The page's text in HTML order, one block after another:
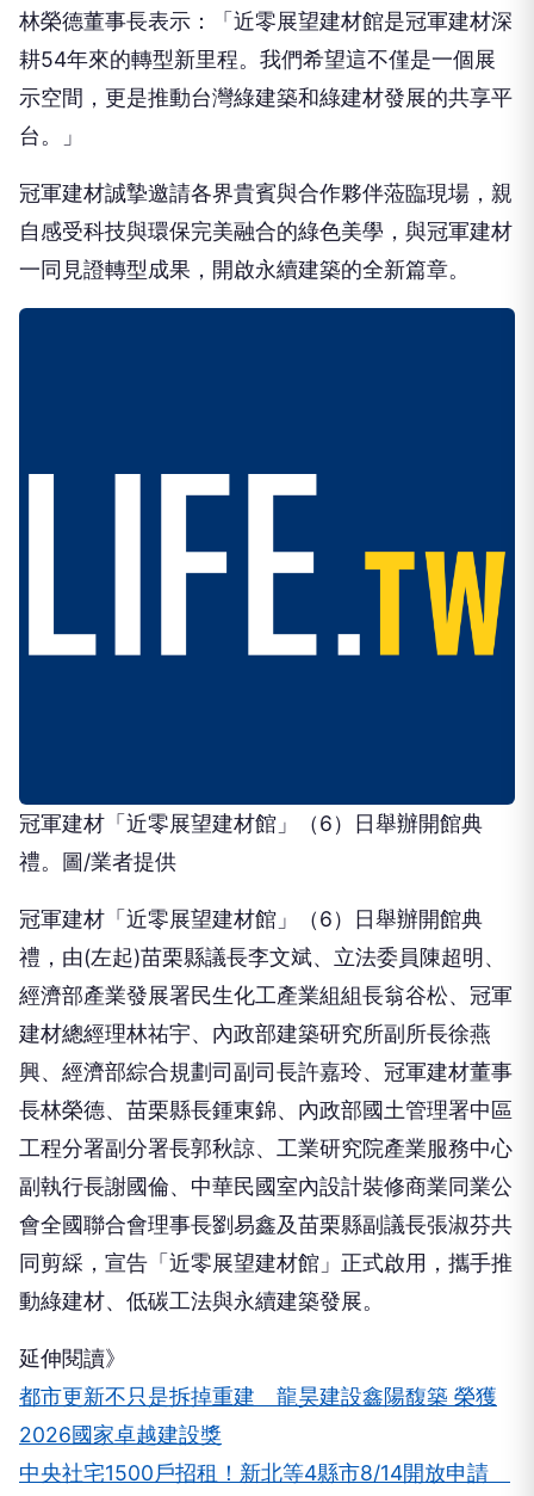
林榮德董事長表示：「近零展望建材館是冠軍建材深
耕54年來的轉型新里程。我們希望這不僅是一個展
示空間，更是推動台灣綠建築和綠建材發展的共享平
台。」
冠軍建材誠摯邀請各界貴賓與合作夥伴蒞臨現場，親
自感受科技與環保完美融合的綠色美學，與冠軍建材
一同見證轉型成果，開啟永續建築的全新篇章。
冠軍建材「近零展望建材館」（6）日舉辦開館典
禮。圖/業者提供
冠軍建材「近零展望建材館」（6）日舉辦開館典
禮，由(左起)苗栗縣議長李文斌、立法委員陳超明、
經濟部產業發展署民生化工產業組組長翁谷松、冠軍
建材總經理林祐宇、內政部建築研究所副所長徐燕
興、經濟部綜合規劃司副司長許嘉玲、冠軍建材董事
長林榮德、苗栗縣長鍾東錦、內政部國土管理署中區
工程分署副分署長郭秋諒、工業研究院產業服務中心
副執行長謝國倫、中華民國室內設計裝修商業同業公
會全國聯合會理事長劉易鑫及苗栗縣副議長張淑芬共
同剪綵，宣告「近零展望建材館」正式啟用，攜手推
動綠建材、低碳工法與永續建築發展。
延伸閱讀》
都市更新不只是拆掉重建 龍昊建設鑫陽馥築 榮獲
2026國家卓越建設獎
中央社宅1500戶招租！新北等4縣市8/14開放申請